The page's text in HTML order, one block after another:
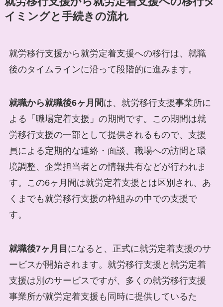
イミングと手続きの流れ
就労移行支援から就労定着支援への移行は、就職
後のタイムラインに沿って段階的に進みます。
就職から就職後6ヶ月間は、就労移行支援事業所に
よる「職場定着支援」の期間です。この期間は就
労移行支援の一部として提供されるもので、支援
員による定期的な連絡・面談、職場への訪問と環
境調整、企業担当者との情報共有などが行われま
す。この6ヶ月間は就労定着支援とは区別され、あ
くまでも就労移行支援の枠組みの中での支援で
す。
就職後7ヶ月目 になると、正式に就労定着支援のサ
ービスが開始されます。就労移行支援と就労定着
支援は別のサービスですが、多くの就労移行支援
事業所が就労定着支援も同時に提供しているた